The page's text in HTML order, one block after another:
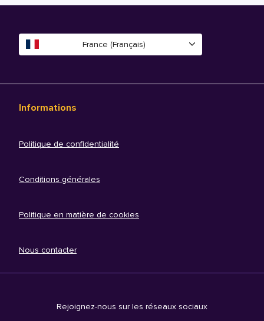
France (Français)
Informations
Politique de confidentialité
Conditions générales
Politique en matière de cookies
Nous contacter
Rejoignez-nous sur les réseaux sociaux